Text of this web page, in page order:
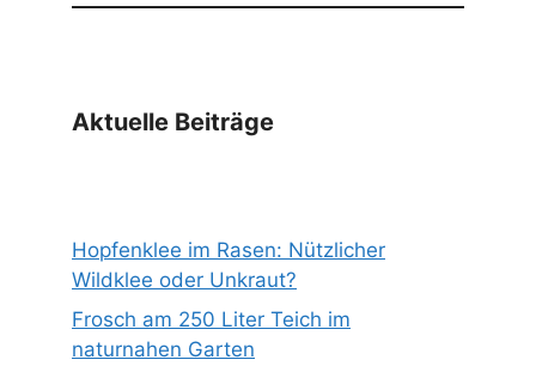
Aktuelle Beiträge
Hopfenklee im Rasen: Nützlicher
Wildklee oder Unkraut?
Frosch am 250 Liter Teich im
naturnahen Garten